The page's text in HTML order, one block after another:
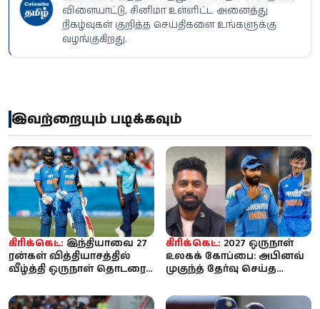
விளையாட்டு, சினிமா உள்ளிட்ட அனைத்து
நிகழ்வுகள் குறித்த செய்திகளை உங்களுக்கு
வழங்குகிறது.
இவற்றையும் படிக்கவும்
கிரிக்கெட்: இந்தியாவை 27
ரன்கள் வித்தியாசத்தில்
வீழ்த்தி ஒருநாள் தொடரை
கிரிக்கெட்: 2027 ஒருநாள்
உலகக் கோப்பை: அபினவ்
முகுந்த் தேர்வு செய்த
கோலி ...